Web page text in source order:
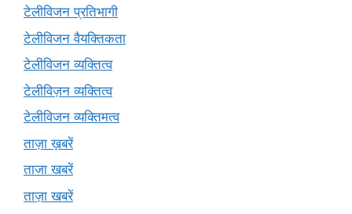
टेलीविजन प्रतिभागी
टेलीविजन वैयक्तिकता
टेलीविजन व्यक्तित्व
टेलीविज़न व्यक्तित्व
टेलीविजन व्यक्तिमत्व
ताज़ा ख़बरें
ताजा खबरें
ताज़ा खबरें